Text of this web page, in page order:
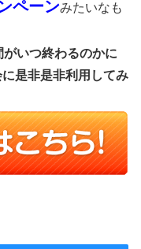
ペーンみたいなも
いつ終わるのかに
是非是非利用してみ